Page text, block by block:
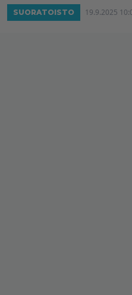
SUORATOISTO 19.9.2025